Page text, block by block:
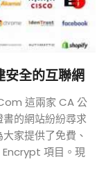
全的互聯網
這兩家 CA 公
的網站紛紛尋求
家提供了免費、
Encrypt 項目。現